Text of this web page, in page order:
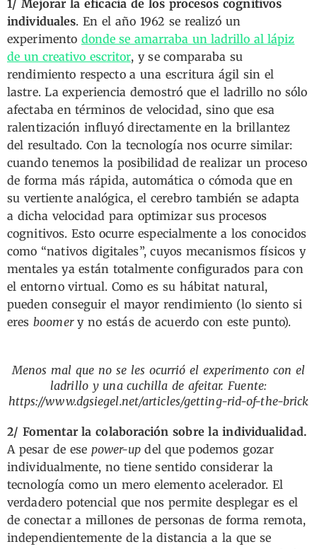
1/ Mejorar la eficacia de los procesos cognitivos
individuales. En el año 1962 se realizó un
experimento donde se amarraba un ladrillo al lápiz
de un creativo escritor, y se comparaba su
rendimiento respecto a una escritura ágil sin el
lastre. La experiencia demostró que el ladrillo no sólo
afectaba en términos de velocidad, sino que esa
ralentización influyó directamente en la brillantez
del resultado. Con la tecnología nos ocurre similar:
cuando tenemos la posibilidad de realizar un proceso
de forma más rápida, automática o cómoda que en
su vertiente analógica, el cerebro también se adapta
a dicha velocidad para optimizar sus procesos
cognitivos. Esto ocurre especialmente a los conocidos
como “nativos digitales”, cuyos mecanismos físicos y
mentales ya están totalmente configurados para con
el entorno virtual. Como es su hábitat natural,
pueden conseguir el mayor rendimiento (lo siento si
eresboomery no estás de acuerdo con este punto).
Menos mal que no se les ocurrió el experimento con el
ladrillo y una cuchilla de afeitar. Fuente:
https://www.dgsiegel.net/articles/getting-rid-of-the-brick
2/ Fomentar la colaboración sobre la individualidad.
A pesar de ese power-updel que podemos gozar
individualmente, no tiene sentido considerar la
tecnología como un mero elemento acelerador. El
verdadero potencial que nos permite desplegar es el
de conectar a millones de personas de forma remota,
independientemente de la distancia a la que se